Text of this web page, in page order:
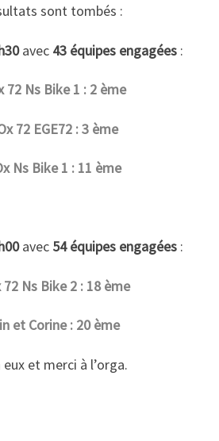
sont tombés :
avec 43 équipes engagées:
72 Ns Bike 1 : 2 ème
72 EGE72 : 3 ème
Ns Bike 1 : 11 ème
avec 54 équipes engagées:
72 Ns Bike 2 : 18 ème
et Corine : 20 ème
eux et merci à l’orga.